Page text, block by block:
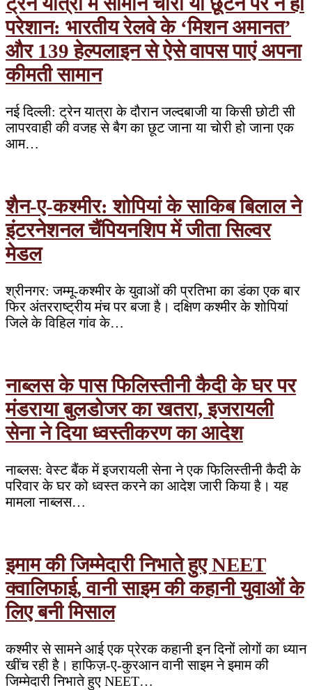
परेशान: भारतीय रेलवे के ‘मिशन अमानत’
और 139 हेल्पलाइन से ऐसे वापस पाएं अपना
कीमती सामान
नई दिल्ली: ट्रेन यात्रा के दौरान जल्दबाजी या किसी छोटी सी
लापरवाही की वजह से बैग का छूट जाना या चोरी हो जाना एक
आम…
शैन-ए-कश्मीर: शोपियां के साकिब बिलाल ने
इंटरनेशनल चैंपियनशिप में जीता सिल्वर
मेडल
श्रीनगर: जम्मू-कश्मीर के युवाओं की प्रतिभा का डंका एक बार
फिर अंतरराष्ट्रीय मंच पर बजा है। दक्षिण कश्मीर के शोपियां
जिले के विहिल गांव के…
नाब्लस के पास फिलिस्तीनी कैदी के घर पर
मंडराया बुलडोजर का खतरा, इजरायली
सेना ने दिया ध्वस्तीकरण का आदेश
नाब्लस: वेस्ट बैंक में इजरायली सेना ने एक फिलिस्तीनी कैदी के
परिवार के घर को ध्वस्त करने का आदेश जारी किया है। यह
मामला नाब्लस…
इमाम की जिम्मेदारी निभाते हुए NEET
क्वालिफाई, वानी साइम की कहानी युवाओं के
लिए बनी मिसाल
कश्मीर से सामने आई एक प्रेरक कहानी इन दिनों लोगों का ध्यान
खींच रही है। हाफिज़-ए-कुरआन वानी साइम ने इमाम की
जिम्मेदारी निभाते हुए NEET…